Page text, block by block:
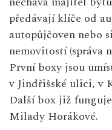
předávají klíče od
autopůjčoven nebo
nemovitostí (správa
První boxy jsou
v Jindřišské ulici, v
Další box již
Milady Horákové.